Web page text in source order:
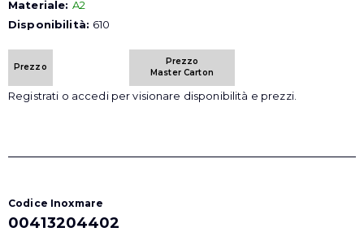
Materiale: A2
Disponibilità: 610
Prezzo
Prezzo
Master Carton
Registrati o accedi per visionare disponibilità e prezzi.
Codice Inoxmare
00413204402